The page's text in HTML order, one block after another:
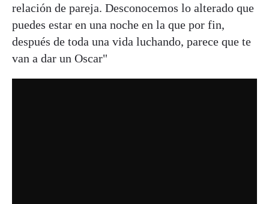
relación de pareja. Desconocemos lo alterado que
puedes estar en una noche en la que por fin,
después de toda una vida luchando, parece que te
van a dar un Oscar"